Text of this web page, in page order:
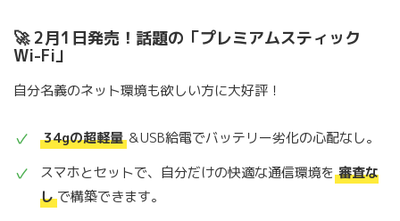
🚀 2月1日発売！話題の「プレミアムスティック
Wi-Fi」
自分名義のネット環境も欲しい方に大好評！
34gの超軽量 ＆USB給電でバッテリー劣化の心配なし。
スマホとセットで、自分だけの快適な通信環境を 審査な
し で構築できます。